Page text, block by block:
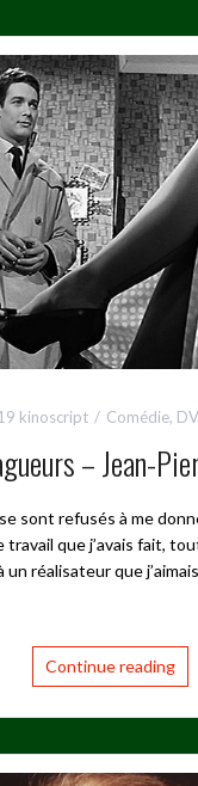
kinoscript Comédie,
– Jean-
sont refusés à me
que j’avais fait,
un réalisateur que
Continue reading